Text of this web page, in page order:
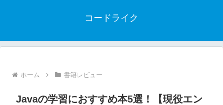
コードライク
ホーム 書籍レビュー
Javaの学習におすすめ本5選！【現役エン